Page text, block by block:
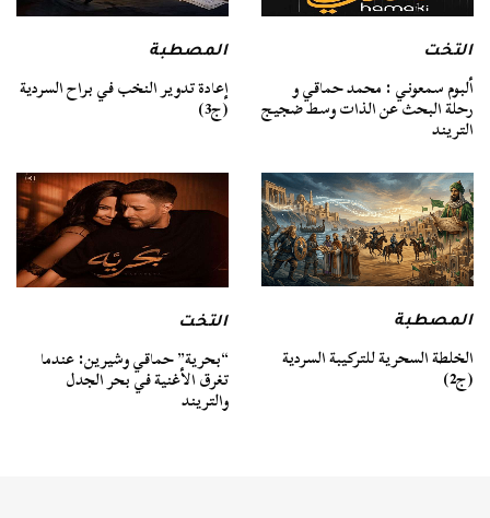
التخت
ألبوم سمعوني : محمد حماقي و
رحلة البحث عن الذات وسط ضجيج
التريند
المصطبة
إعادة تدوير النخب في براح السردية
(ج3)
المصطبة
الخلطة السحرية للتركيبة السردية
(ج2)
التخت
“بحرية” حماقي وشيرين: عندما
تغرق الأغنية في بحر الجدل
والتريند